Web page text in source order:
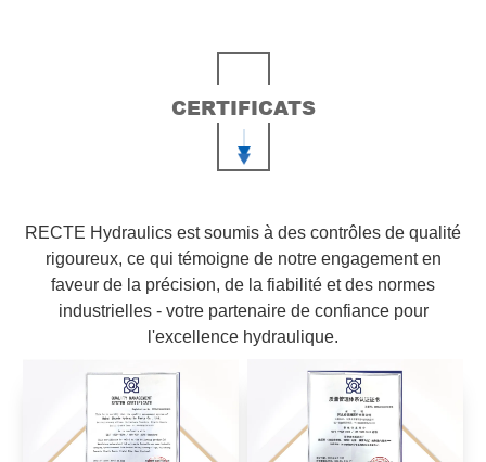
CERTIFICATS
RECTE Hydraulics est soumis à des contrôles de qualité
rigoureux, ce qui témoigne de notre engagement en
faveur de la précision, de la fiabilité et des normes
industrielles - votre partenaire de confiance pour
l'excellence hydraulique.